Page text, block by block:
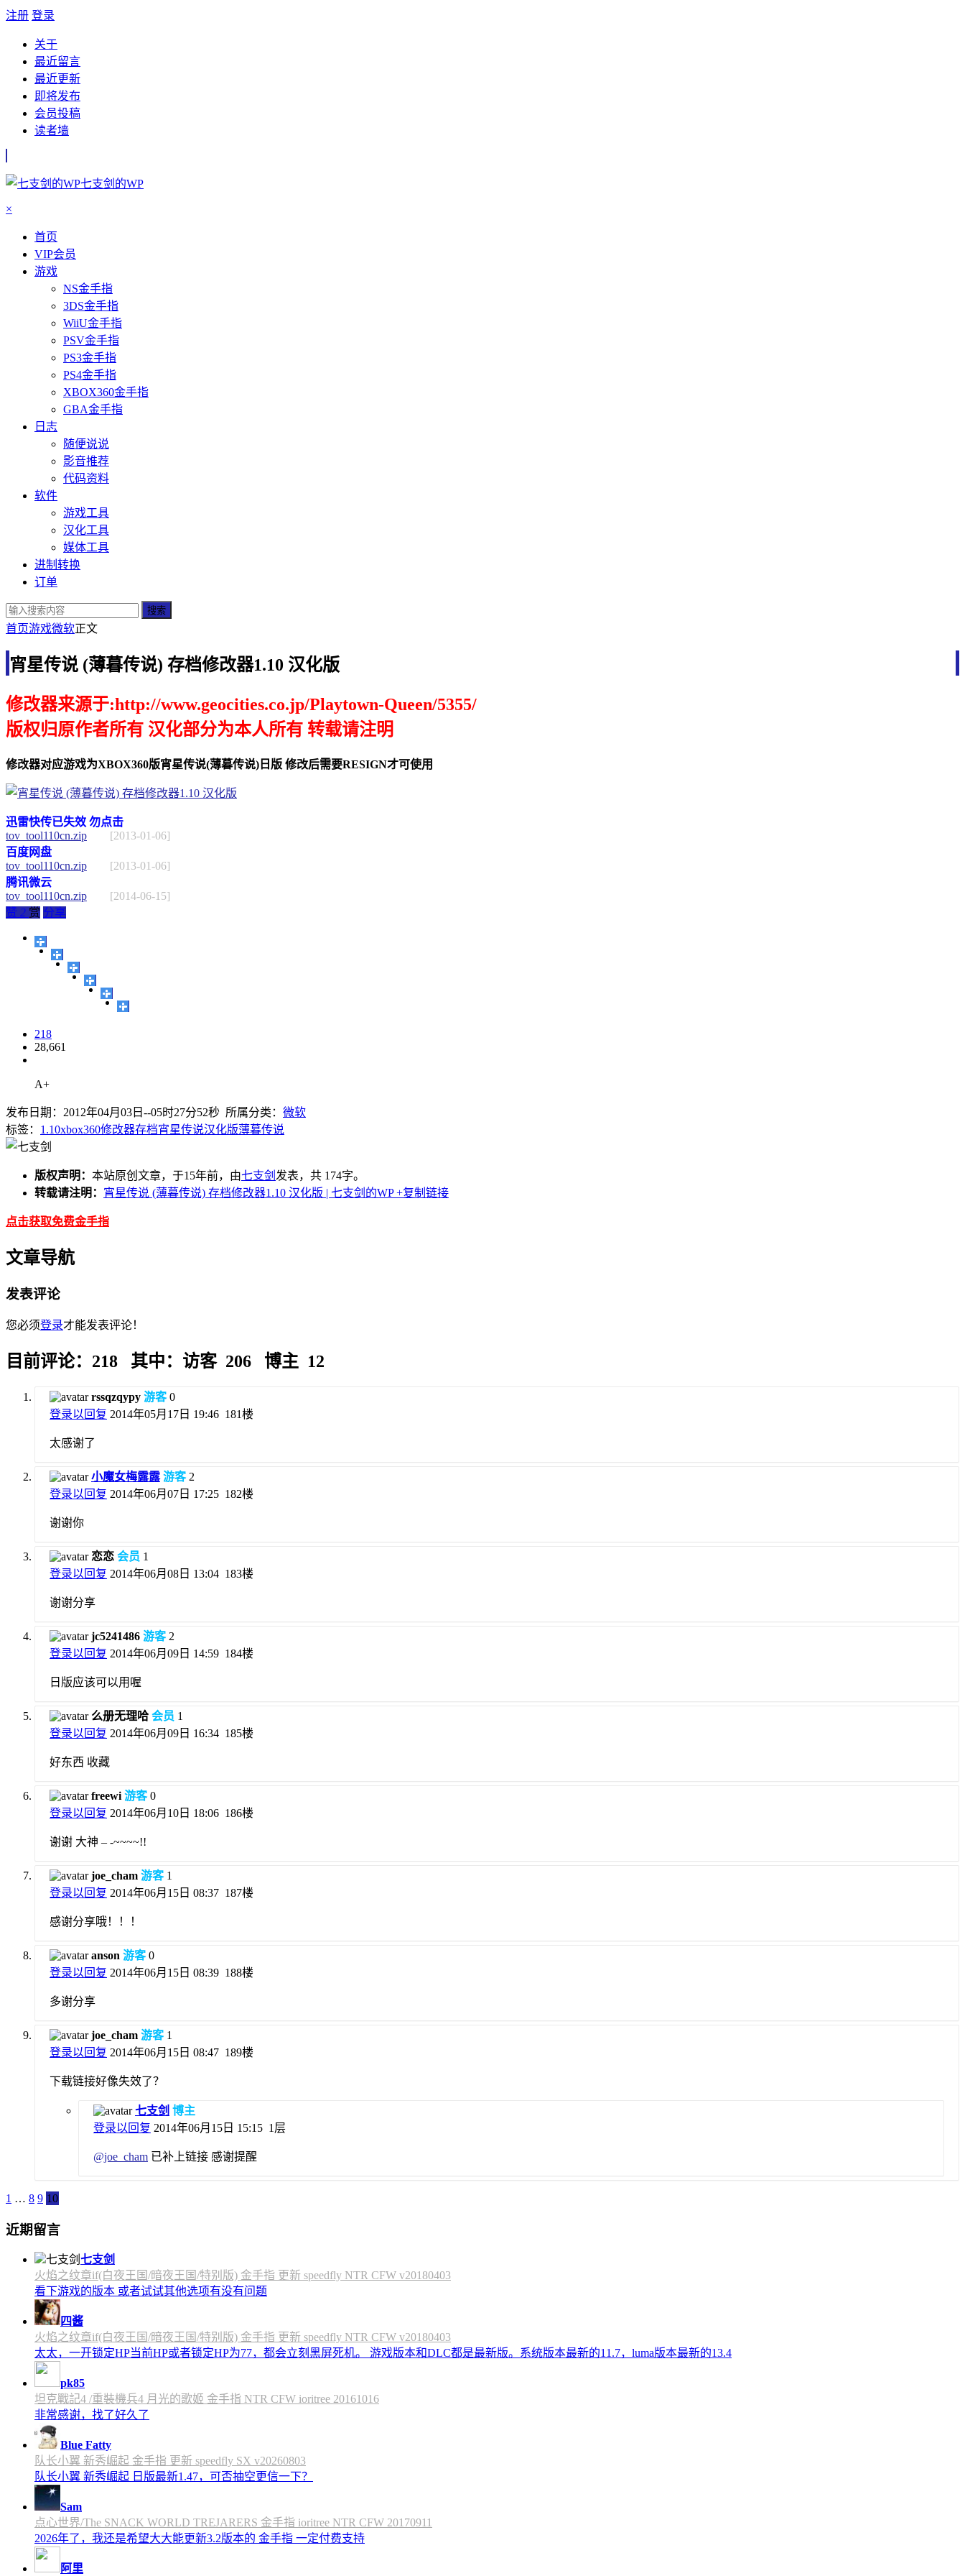
注册 登录
关于
最近留言
最近更新
即将发布
会员投稿
读者墙
七支剑的WP
×
首页
VIP会员
游戏
NS金手指
3DS金手指
WiiU金手指
PSV金手指
PS3金手指
PS4金手指
XBOX360金手指
GBA金手指
日志
随便说说
影音推荐
代码资料
软件
游戏工具
汉化工具
媒体工具
进制转换
订单
搜索
首页游戏微软正文
宵星传说 (薄暮传说) 存档修改器1.10 汉化版
修改器来源于:http://www.geocities.co.jp/Playtown-Queen/5355/
版权归原作者所有 汉化部分为本人所有 转载请注明
修改器对应游戏为XBOX360版宵星传说(薄暮传说)日版 修改后需要RESIGN才可使用
迅雷快传已失效 勿点击
tov_tool110cn.zip
[2013-01-06]
百度网盘
tov_tool110cn.zip
[2013-01-06]
腾讯微云
tov_tool110cn.zip
[2014-06-15]
赞 2 赏 分享
218
28,661
A+
发布日期：2012年04月03日--05时27分52秒 所属分类： 微软
标签： 1.10xbox360修改器存档宵星传说汉化版薄暮传说
版权声明： 本站原创文章，于15年前，由七支剑 发表，共 174字。
转载请注明： 宵星传说 (薄暮传说) 存档修改器1.10 汉化版 | 七支剑的WP+复制链接
点击获取免费金手指
文章导航
发表评论
您必须登录才能发表评论！
目前评论：218 其中：访客 206 博主 12
rssqzqypy 游客 0
登录以回复 2014年05月17日 19:46 181楼
太感谢了
小魔女梅露露 游客 2
登录以回复 2014年06月07日 17:25 182楼
谢谢你
恋恋 会员 1
登录以回复 2014年06月08日 13:04 183楼
谢谢分享
jc5241486 游客 2
登录以回复 2014年06月09日 14:59 184楼
日版应该可以用喔
么册无理哈 会员 1
登录以回复 2014年06月09日 16:34 185楼
好东西 收藏
freewi 游客 0
登录以回复 2014年06月10日 18:06 186楼
谢谢 大神 – -~~~~!!
joe_cham 游客 1
登录以回复 2014年06月15日 08:37 187楼
感谢分享哦！！！
anson 游客 0
登录以回复 2014年06月15日 08:39 188楼
多谢分享
joe_cham 游客 1
登录以回复 2014年06月15日 08:47 189楼
下载链接好像失效了？
七支剑 博主
登录以回复 2014年06月15日 15:15 1层
@joe_cham 已补上链接 感谢提醒
1 … 8 9 10
近期留言
七支剑
火焰之纹章if(白夜王国/暗夜王国/特别版) 金手指 更新 speedfly NTR CFW v20180403
看下游戏的版本 或者试试其他选项有没有问题
四酱
火焰之纹章if(白夜王国/暗夜王国/特别版) 金手指 更新 speedfly NTR CFW v20180403
太太，一开锁定HP当前HP或者锁定HP为77，都会立刻黑屏死机。 游戏版本和DLC都是最新版。系统版本最新的11.7，luma版本最新的13.4
pk85
坦克戰記4 /重裝機兵4 月光的歌姬 金手指 NTR CFW ioritree 20161016
非常感谢，找了好久了
Blue Fatty
队长小翼 新秀崛起 金手指 更新 speedfly SX v20260803
队长小翼 新秀崛起 日版最新1.47，可否抽空更信一下？
Sam
点心世界/The SNACK WORLD TREJARERS 金手指 ioritree NTR CFW 20170911
2026年了，我还是希望大大能更新3.2版本的 金手指 一定付费支持
阿里